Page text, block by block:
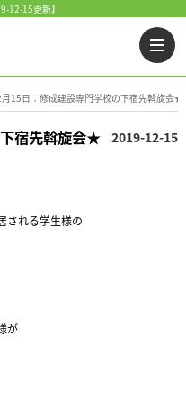
12-15更新】
15日：修成建設専門学校の下宿先斡旋会★
宿先斡旋会★ 2019-12-15
れる学生様の
が